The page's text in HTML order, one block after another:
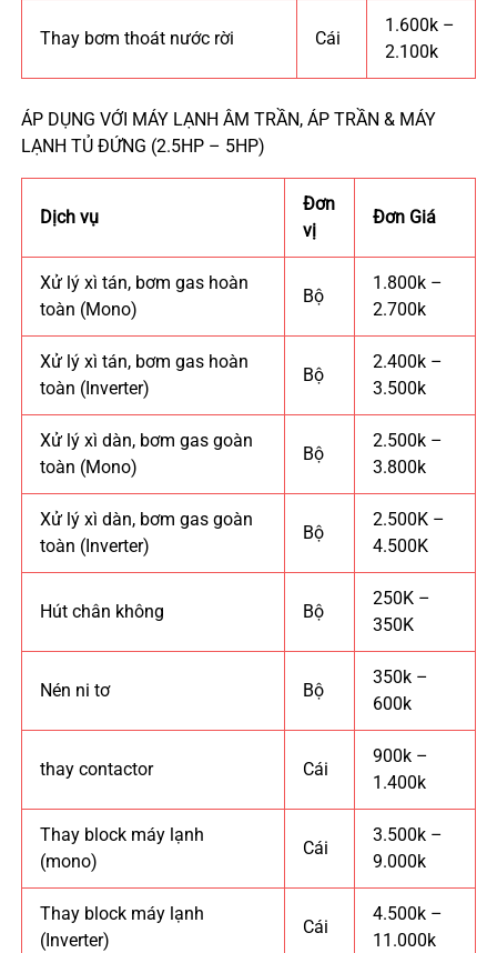
Thay bơm thoát nước rời Cái
1.600k –
2.100k
ÁP DỤNG VỚI MÁY LẠNH ÂM TRẦN, ÁP TRẦN & MÁY
LẠNH TỦ ĐỨNG (2.5HP – 5HP)
Dịch vụ
Đơn
vị
Đơn Giá
Xử lý xì tán, bơm gas hoàn
toàn (Mono)
Bộ
1.800k –
2.700k
Xử lý xì tán, bơm gas hoàn
toàn (Inverter)
Bộ
2.400k –
3.500k
Xử lý xì dàn, bơm gas goàn
toàn (Mono)
Bộ
2.500k –
3.800k
Xử lý xì dàn, bơm gas goàn
toàn (Inverter)
Bộ
2.500K –
4.500K
Hút chân không Bộ
250K –
350K
Nén ni tơ Bộ
350k –
600k
thay contactor Cái
900k –
1.400k
Thay block máy lạnh
(mono)
Cái
3.500k –
9.000k
Thay block máy lạnh
(Inverter)
Cái
4.500k –
11.000k